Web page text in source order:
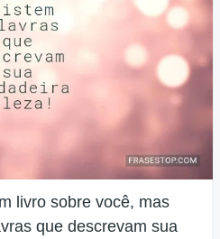
livro sobre você, mas
que descrevam sua